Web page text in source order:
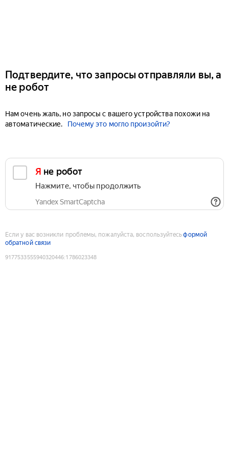
Подтвердите, что запросы отправляли вы, а
не робот
Нам очень жаль, но запросы с вашего устройства похожи на
автоматические.
Почему это могло произойти?
Я не робот
Нажмите, чтобы продолжить
Yandex SmartCaptcha
Если у вас возникли проблемы, пожалуйста, воспользуйтесьформой
обратной связи
9177533555940320446:1786023348